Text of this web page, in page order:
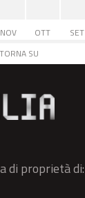
NOV OTT
SET
TORNA SU
di proprietà di: